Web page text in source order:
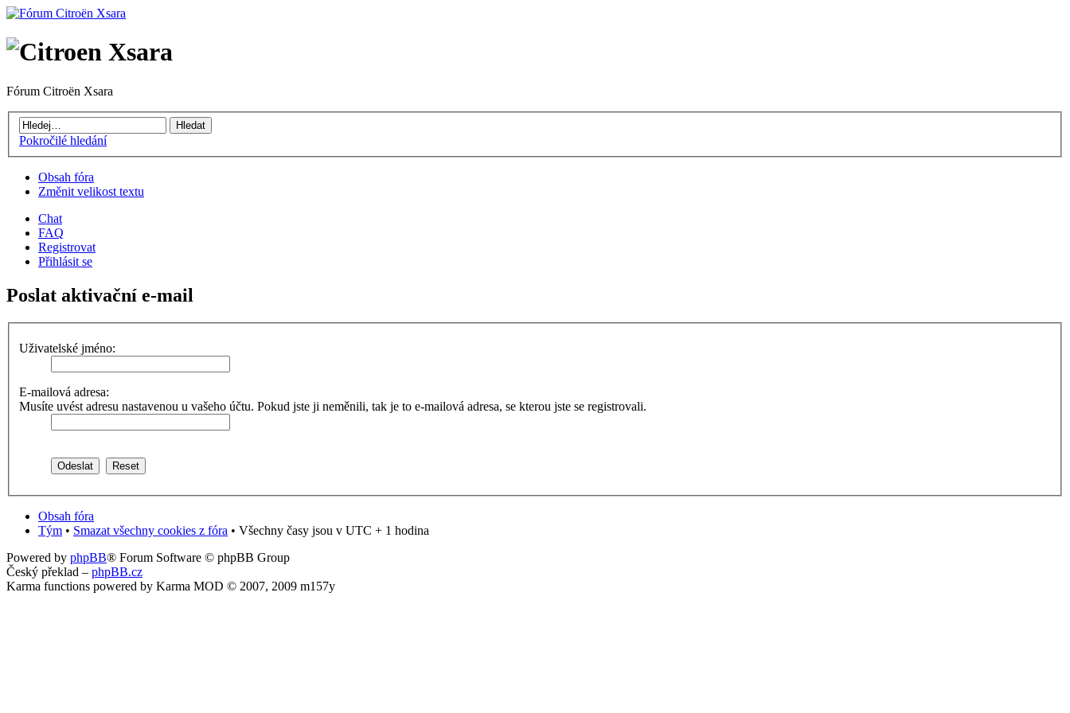
Fórum Citroën Xsara
Pokročilé hledání
Obsah fóra
Změnit velikost textu
Chat
FAQ
Registrovat
Přihlásit se
Poslat aktivační e-mail
Uživatelské jméno:
E-mailová adresa:
Musíte uvést adresu nastavenou u vašeho účtu. Pokud jste ji neměnili, tak je to e-mailová adresa, se kterou jste se registrovali.
Obsah fóra
Tým • Smazat všechny cookies z fóra • Všechny časy jsou v UTC + 1 hodina
Powered by phpBB® Forum Software © phpBB Group
Český překlad – phpBB.cz
Karma functions powered by Karma MOD © 2007, 2009 m157y